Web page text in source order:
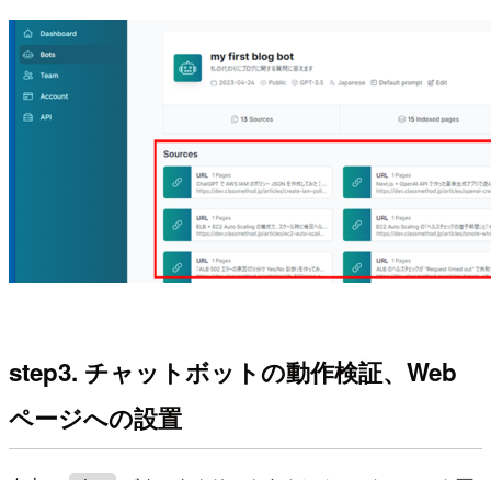
step3. チャットボットの動作検証、Web
ページへの設置